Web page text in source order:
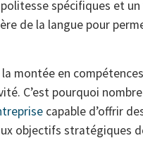
spécifiques et
de la langue pour
montée en
C’est pourquoi
capable d’offrir
objectifs stratégiques